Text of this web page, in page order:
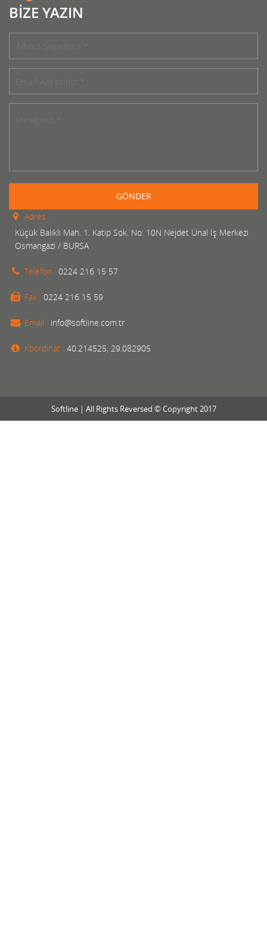
BİZE YAZIN
GÖNDER
Adres :
Küçük Balıklı Mah. 1. Katip Sok. No: 10N Nejdet Ünal İş Merkezi
Osmangazi / BURSA
Telefon : 0224 216 15 57
Fax : 0224 216 15 59
Email : info@softline.com.tr
Koordinat : 40.214525, 29.082905
Softline | All Rights Reversed © Copyright 2017